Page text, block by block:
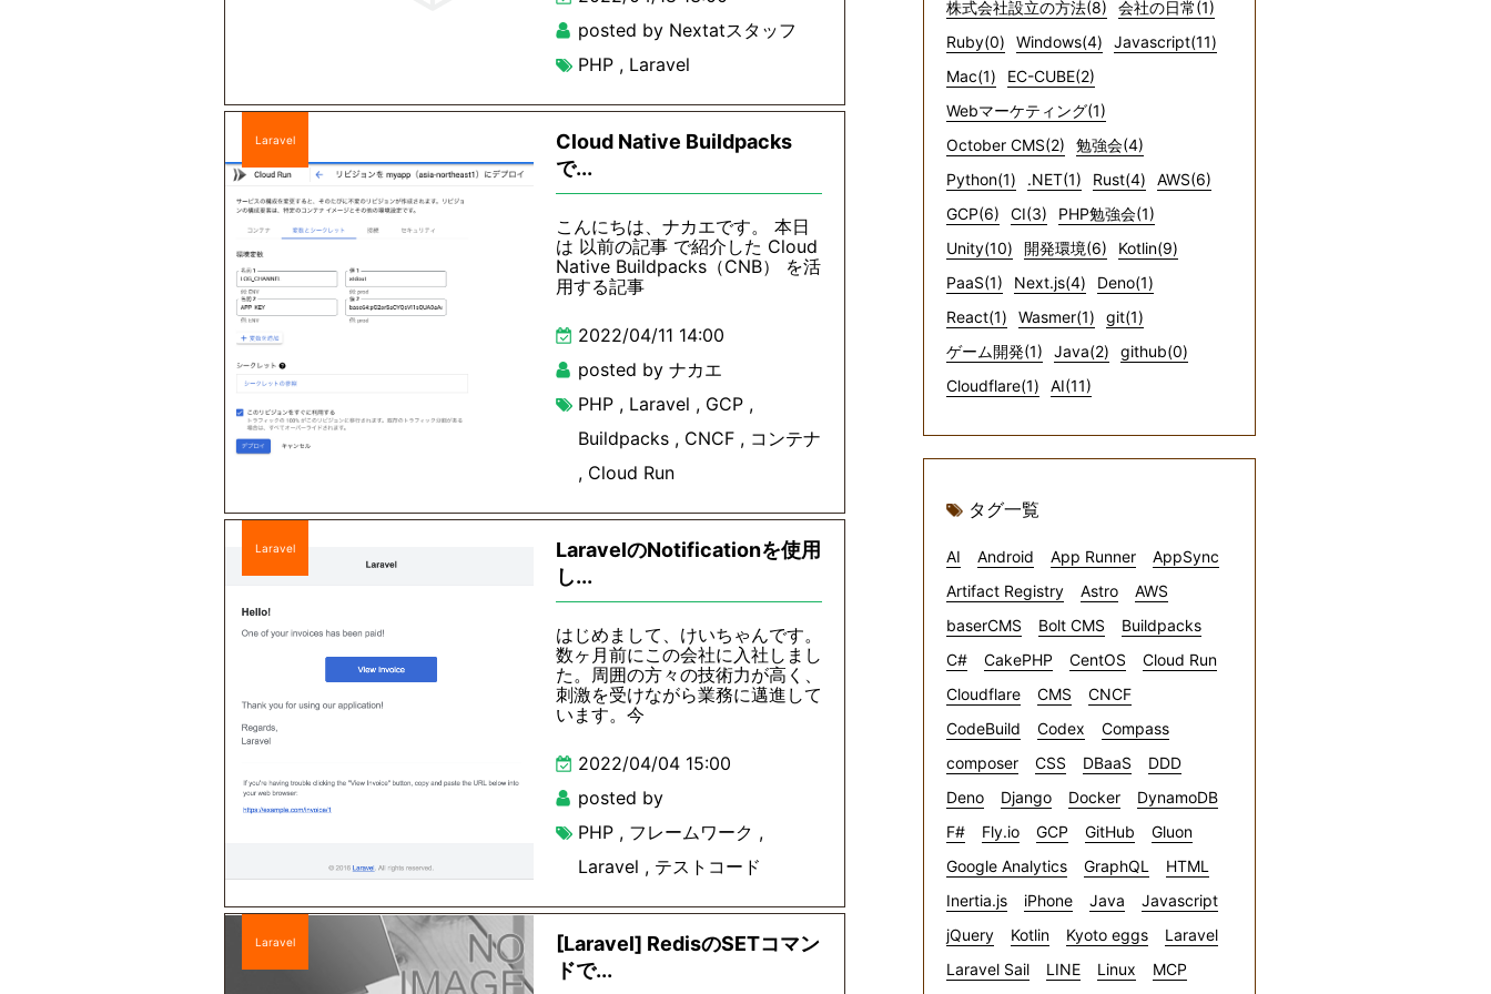
posted by Nextatスタッフ
PHP , Laravel
Laravel
Cloud Native Buildpacks
で...
こんにちは、ナカエです。 本日
は 以前の記事 で紹介した Cloud
Native Buildpacks（CNB） を活
用する記事
2022/04/11 14:00
posted by ナカエ
PHP , Laravel , GCP ,
Buildpacks , CNCF , コンテナ
, Cloud Run
Laravel
LaravelのNotificationを使用
し...
はじめまして、けいちゃんです。
数ヶ月前にこの会社に入社しまし
た。周囲の方々の技術力が高く、
刺激を受けながら業務に邁進して
います。今
2022/04/04 15:00
posted by
PHP , フレームワーク ,
Laravel , テストコード
Laravel
[Laravel] RedisのSETコマン
ドで...
株式会社設立の方法(8)
会社の日常(1)
Ruby(0)
Windows(4)
Javascript(11)
Mac(1)
EC-CUBE(2)
Webマーケティング(1)
October CMS(2)
勉強会(4)
Python(1)
.NET(1) Rust(4)
AWS(6)
GCP(6)
CI(3)
PHP勉強会(1)
Unity(10)
開発環境(6)
Kotlin(9)
PaaS(1)
Next.js(4)
Deno(1)
React(1)
Wasmer(1)
git(1)
ゲーム開発(1)
Java(2)
github(0)
Cloudflare(1)
AI(11)
タグ一覧
AI Android App Runner
AppSync
Artifact Registry
Astro
AWS
baserCMS
Bolt CMS
Buildpacks
C#
CakePHP CentOS
Cloud Run
Cloudflare
CMS
CNCF
CodeBuild
Codex
Compass
composer
CSS DBaaS
DDD
Deno
Django Docker
DynamoDB
F#
Fly.io GCP GitHub
Gluon
Google Analytics
GraphQL
HTML
Inertia.js
iPhone Java
Javascript
jQuery
Kotlin Kyoto eggs
Laravel
Laravel Sail
LINE Linux MCP